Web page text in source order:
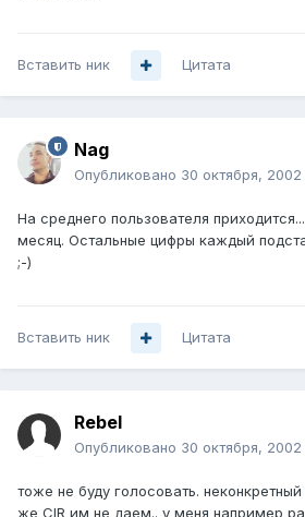
Вставить ник Цитата
Nag
Опубликовано 30 октября, 2002
На среднего пользователя
месяц. Остальные цифры каждый
;-)
Вставить ник Цитата
Rebel
Опубликовано 30 октября, 2002
тоже не буду голосовать.
же CIR им не даем.. у меня например